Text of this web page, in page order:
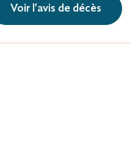
Voir l'avis de décès